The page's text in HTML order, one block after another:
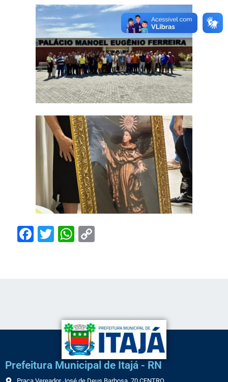
Facebook
TwitterWhatsApp
Prefeitura Municipal de Itajá - RN